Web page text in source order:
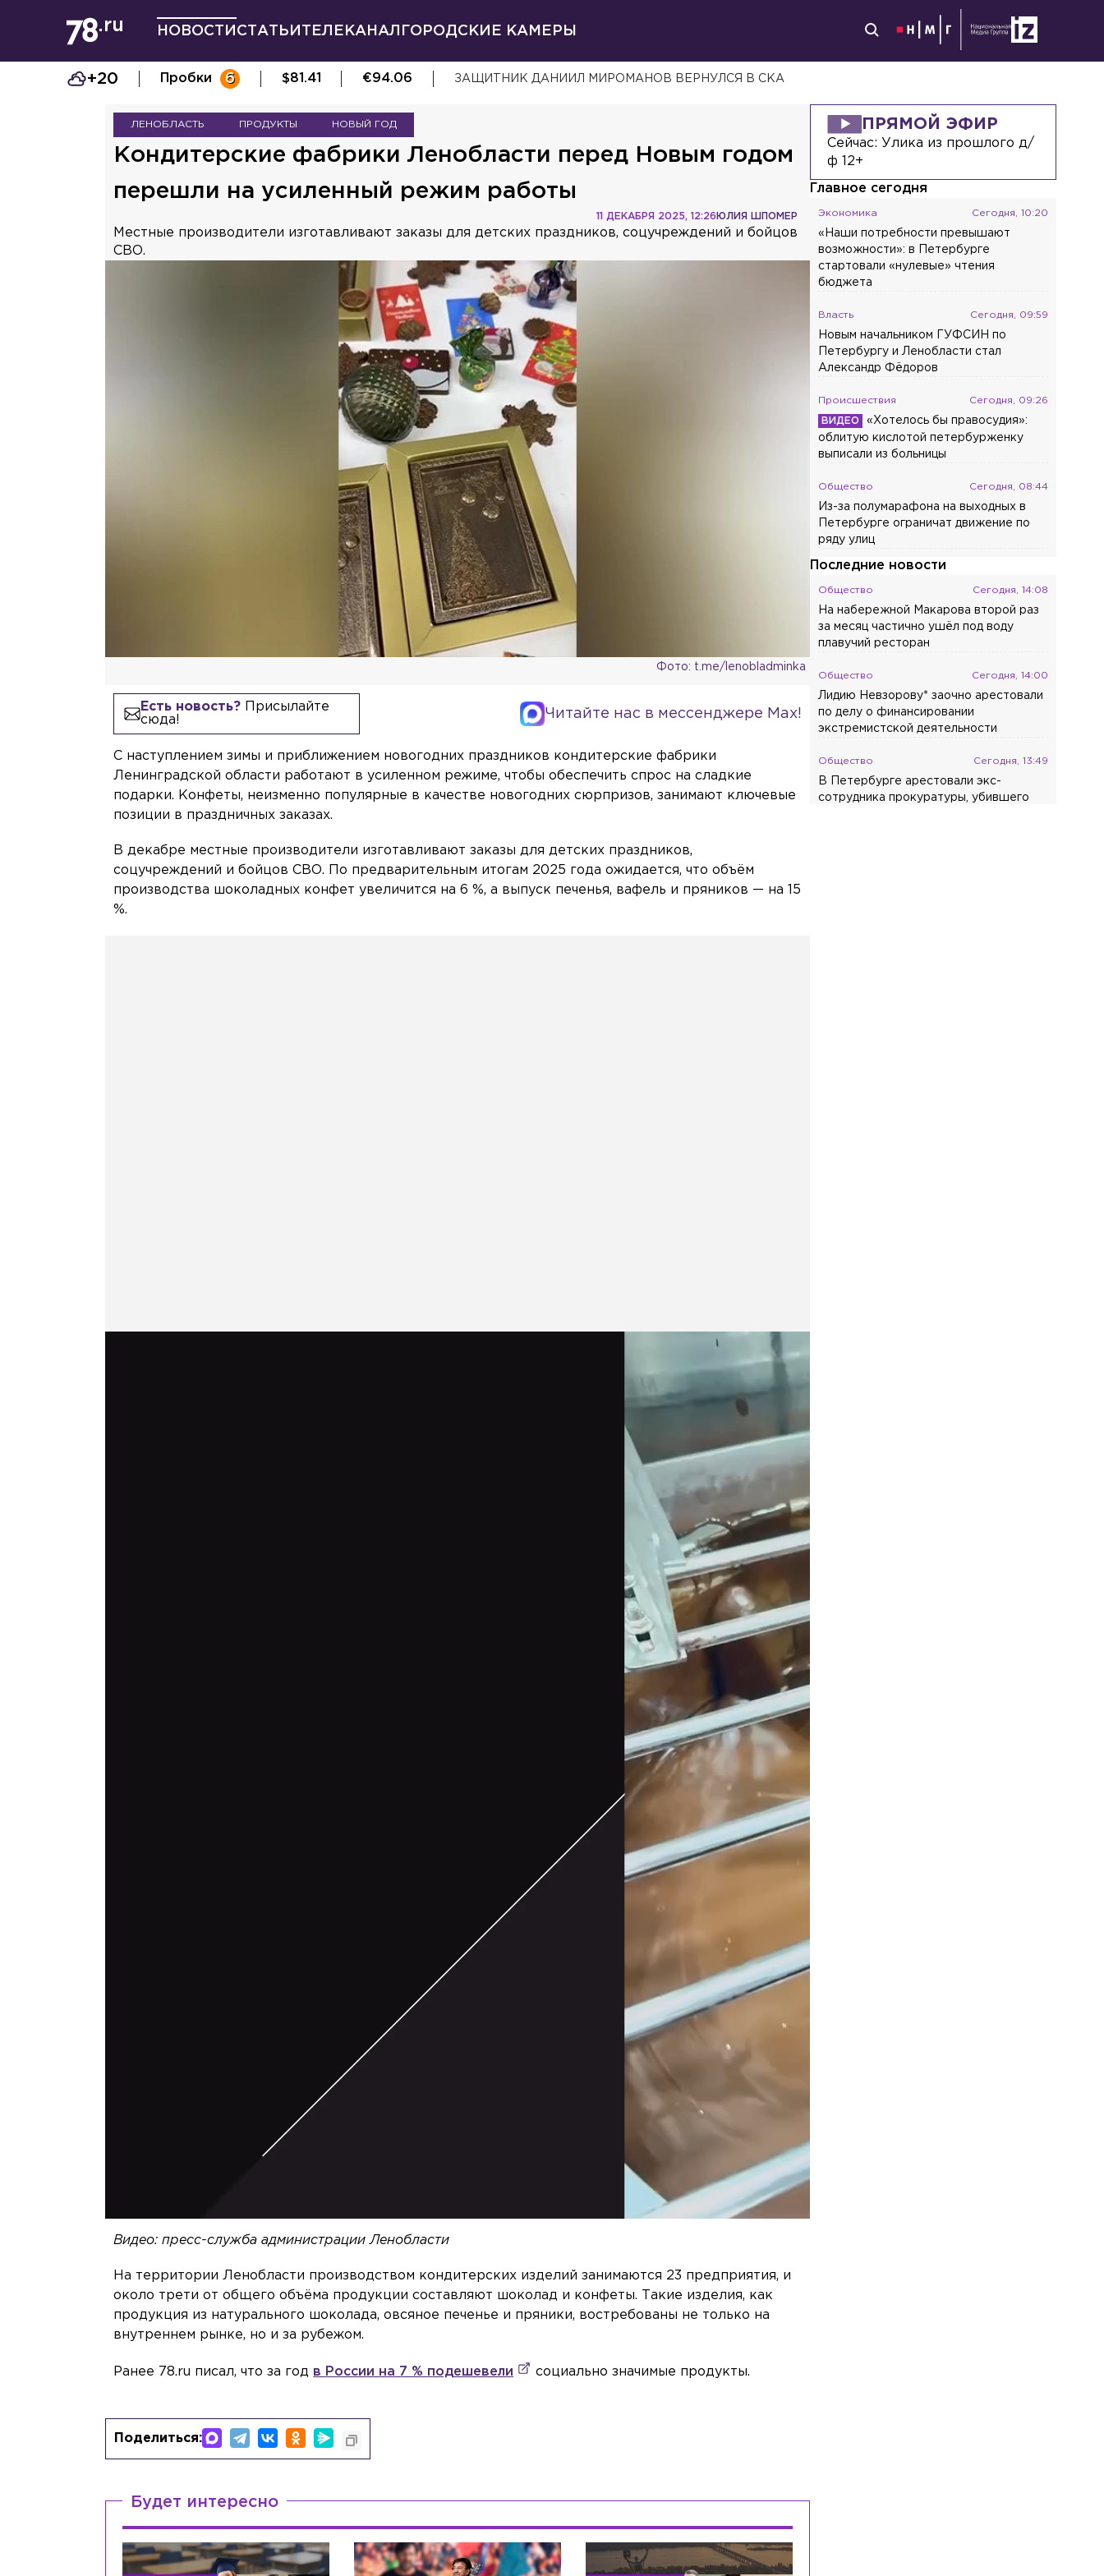
НОВОСТИ СТАТЬИ ТЕЛЕКАНАЛ ГОРОДСКИЕ КАМЕРЫ
+20 Пробки 6 $81.41 €94.06 ЗАЩИТНИК ДАНИИЛ МИРОМАНОВ ВЕРНУЛСЯ В СКА
ЛЕНОБЛАСТЬ ПРОДУКТЫ НОВЫЙ ГОД
Кондитерские фабрики Ленобласти перед Новым годом
перешли на усиленный режим работы
ЮЛИЯ ШПОМЕР
11 ДЕКАБРЯ 2025, 12:26
Местные производители изготавливают заказы для детских праздников, соцучреждений и бойцов
СВО.
Фото: t.me/lenobladminka
Есть новость?Присылайте
сюда!
Читайте нас в мессенджере Max!
С наступлением зимы и приближением новогодних праздников кондитерские фабрики
Ленинградской области работают в усиленном режиме, чтобы обеспечить спрос на сладкие
подарки. Конфеты, неизменно популярные в качестве новогодних сюрпризов, занимают ключевые
позиции в праздничных заказах.
В декабре местные производители изготавливают заказы для детских праздников,
соцучреждений и бойцов СВО. По предварительным итогам 2025 года ожидается, что объём
производства шоколадных конфет увеличится на 6 %, а выпуск печенья, вафель и пряников — на 15
%.
Видео: пресс-служба администрации Ленобласти
На территории Ленобласти производством кондитерских изделий занимаются 23 предприятия, и
около трети от общего объёма продукции составляют шоколад и конфеты. Такие изделия, как
продукция из натурального шоколада, овсяное печенье и пряники, востребованы не только на
внутреннем рынке, но и за рубежом.
Ранее 78.ru писал, что за год в России на 7 % подешевели социально значимые продукты.
Поделиться:
Будет интересно
ПРЯМОЙ ЭФИР
Сейчас: Улика из прошлого д/
ф 12+
Главное сегодня
Экономика Сегодня, 10:20
«Наши потребности превышают
возможности»: в Петербурге
стартовали «нулевые» чтения
бюджета
Власть Сегодня, 09:59
Новым начальником ГУФСИН по
Петербургу и Ленобласти стал
Александр Фёдоров
Происшествия Сегодня, 09:26
«Хотелось бы правосудия»:
облитую кислотой петербурженку
выписали из больницы
Общество Сегодня, 08:44
Из-за полумарафона на выходных в
Петербурге ограничат движение по
ряду улиц
Последние новости
Общество Сегодня, 14:08
На набережной Макарова второй раз
за месяц частично ушёл под воду
плавучий ресторан
Общество Сегодня, 14:00
Лидию Невзорову* заочно арестовали
по делу о финансировании
экстремистской деятельности
Общество Сегодня, 13:49
В Петербурге арестовали экс-
сотрудника прокуратуры, убившего